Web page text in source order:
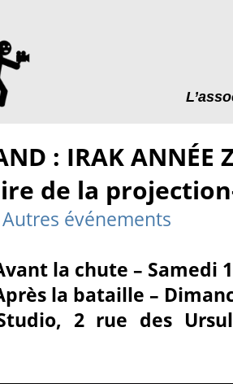
: IRAK ANNÉE
de la
Autres événements
la chute – Samedi
la bataille –
2 rue des